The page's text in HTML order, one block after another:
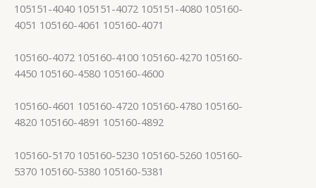
105151-4040 105151-4072 105151-4080 105160-
4051 105160-4061 105160-4071
105160-4072 105160-4100 105160-4270 105160-
4450 105160-4580 105160-4600
105160-4601 105160-4720 105160-4780 105160-
4820 105160-4891 105160-4892
105160-5170 105160-5230 105160-5260 105160-
5370 105160-5380 105160-5381